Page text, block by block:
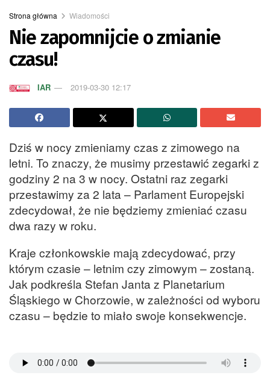
Strona główna Wiadomości
Nie zapomnijcie o zmianie
czasu!
IAR 2019-03-30 12:17
Dziś w nocy zmieniamy czas z zimowego na
letni. To znaczy, że musimy przestawić zegarki z
godziny 2 na 3 w nocy. Ostatni raz zegarki
przestawimy za 2 lata – Parlament Europejski
zdecydował, że nie będziemy zmieniać czasu
dwa razy w roku.
Kraje członkowskie mają zdecydować, przy
którym czasie – letnim czy zimowym – zostaną.
Jak podkreśla Stefan Janta z Planetarium
Śląskiego w Chorzowie, w zależności od wyboru
czasu – będzie to miało swoje konsekwencje.